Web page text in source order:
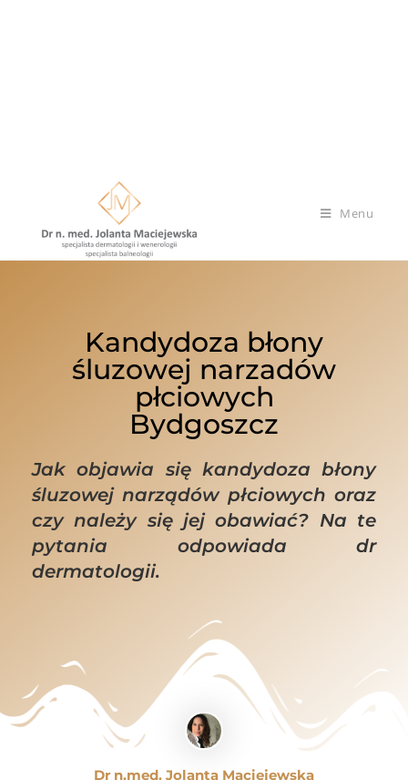
Menu
Kandydoza błony
śluzowej narzadów
płciowych
Bydgoszcz
Jak objawia się kandydoza błony
śluzowej narządów płciowych oraz
czy należy się jej obawiać? Na te
pytania odpowiada dr
dermatologii.
Dr n.med. Jolanta Maciejewska